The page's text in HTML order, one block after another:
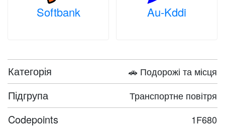
Softbank Au-Kddi
Категорія 🚗 Подорожі та місця
Підгрупа Транспортне повітря
Codepoints 1F680